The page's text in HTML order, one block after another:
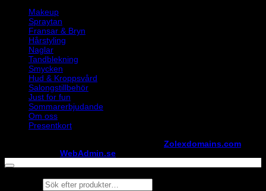
Makeup
Spraytan
Fransar & Bryn
Hårstyling
Naglar
Tandblekning
Smycken
Hud & Kroppsvård
Salongstillbehör
Just for fun
Sommarerbjudande
Om oss
Presentkort
Zolexdomains.com
WebAdmin.se
Products